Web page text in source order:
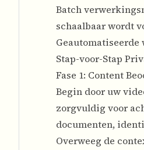
Batch
schaalbaar wordt
Stap-voor-Stap
Fase 1: Content
Begin door uw
zorgvuldig voor
documenten,
Overweeg de